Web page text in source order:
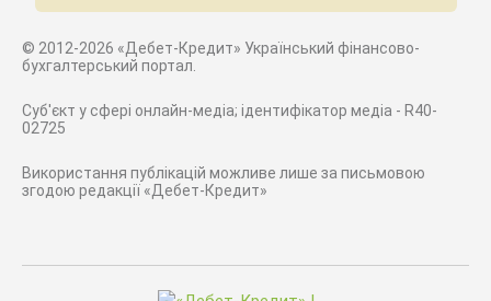
© 2012-2026 «Дебет-Кредит» Український фінансово-
бухгалтерський портал.
Суб'єкт у сфері онлайн-медіа; ідентифікатор медіа - R40-
02725
Використання публікацій можливе лише за письмовою
згодою редакції «Дебет-Кредит»